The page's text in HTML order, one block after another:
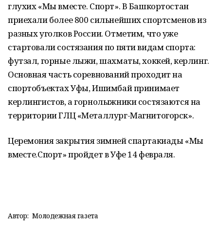
глухих «Мы вместе. Спорт». В Башкортостан
приехали более 800 сильнейших спортсменов из
разных уголков России. Отметим, что уже
стартовали состязания по пяти видам спорта:
футзал, горные лыжи, шахматы, хоккей, керлинг.
Основная часть соревнований проходит на
спортобъектах Уфы, Ишимбай принимает
керлингистов, а горнолыжники состязаются на
территории ГЛЦ «Металлург-Магнитогорск».
Церемония закрытия зимней спартакиады «Мы
вместе.Спорт» пройдет в Уфе 14 февраля.
Автор: Молодежная газета